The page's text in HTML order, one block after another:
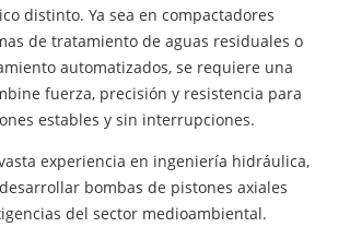
distinto. Ya sea en compactadores
de tratamiento de aguas residuales o
automatizados, se requiere una
fuerza, precisión y resistencia para
estables y sin interrupciones.
experiencia en ingeniería hidráulica,
bombas de pistones axiales
del sector medioambiental.